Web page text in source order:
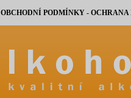
OBCHODNÍ PODMÍNKY -